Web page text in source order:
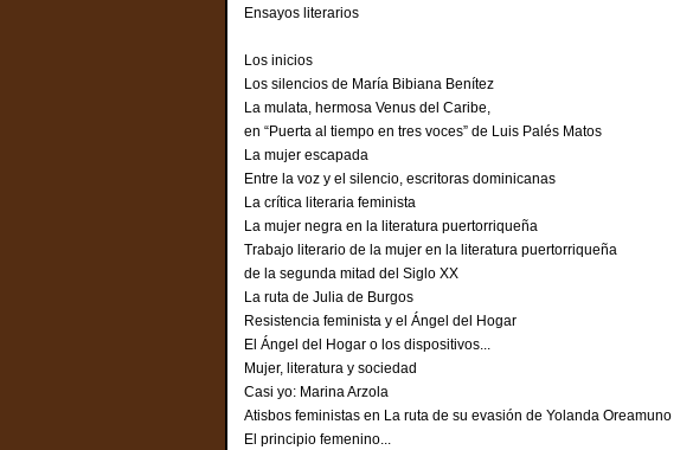
Ensayos literarios
Los inicios
Los silencios de María Bibiana Benítez
La mulata, hermosa Venus del Caribe,
en “Puerta al tiempo en tres voces” de Luis Palés Matos
La mujer escapada
Entre la voz y el silencio, escritoras dominicanas
La crítica literaria feminista
La mujer negra en la literatura puertorriqueña
Trabajo literario de la mujer en la literatura puertorriqueña
de la segunda mitad del Siglo XX
La ruta de Julia de Burgos
Resistencia feminista y el Ángel del Hogar
El Ángel del Hogar o los dispositivos...
Mujer, literatura y sociedad
Casi yo: Marina Arzola
Atisbos feministas en La ruta de su evasión de Yolanda Oreamuno
El principio femenino...